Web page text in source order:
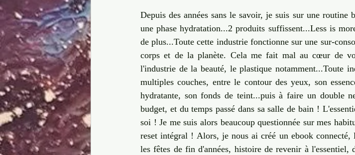
Depuis des années sans le savoir, je suis sur une routine
une phase hydratation...2 produits suffissent...Less is
de plus...Toute cette industrie fonctionne sur une sur-
corps et de la planète. Cela me fait mal au cœur de
l'industrie de la beauté, le plastique notamment...Toute
multiples couches, entre le contour des yeux, son
hydratante, son fonds de teint...puis à faire un double
budget, et du temps passé dans sa salle de bain !
soi ! Je me suis alors beaucoup questionnée sur mes
reset intégral ! Alors, je nous ai créé un ebook
les fêtes de fin d'années, histoire de revenir à